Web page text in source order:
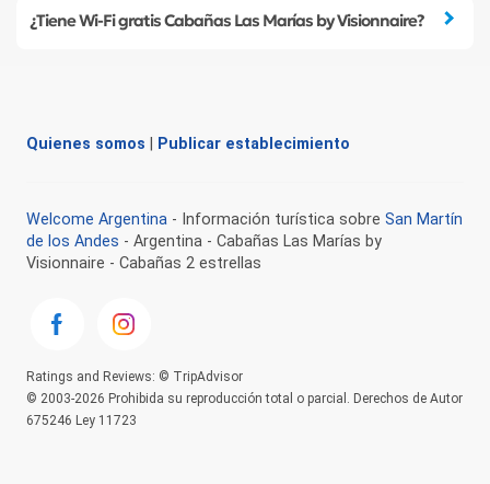
¿Tiene Wi-Fi gratis Cabañas Las Marías by Visionnaire?
Quienes somos Publicar establecimiento
Welcome Argentina - Información turística sobre San Martín
de los Andes - Argentina - Cabañas Las Marías by
Visionnaire - Cabañas 2 estrellas
Ratings and Reviews: © TripAdvisor
© 2003-2026 Prohibida su reproducción total o parcial. Derechos de Autor
675246 Ley 11723